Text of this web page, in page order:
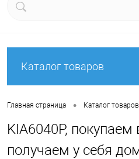
Каталог товаров
Главная страница • Каталог товаров
KIA6040P, покупаем
получаем у себя